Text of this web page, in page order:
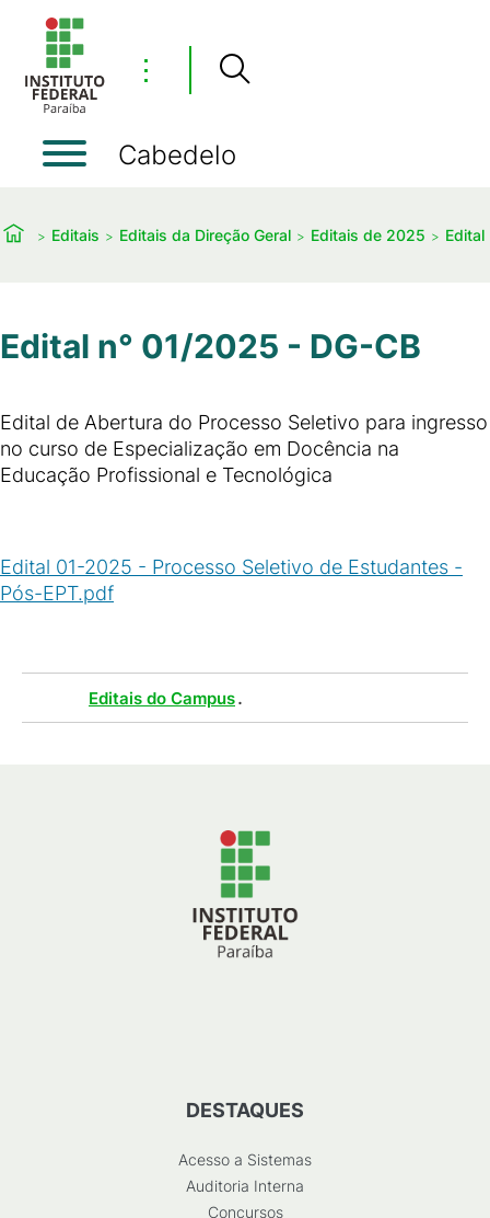
⋮
Cabedelo
Editais Editais da Direção Geral Editais de 2025 Edital
Edital n° 01/2025 - DG-CB
Edital de Abertura do Processo Seletivo para ingresso
no curso de Especialização em Docência na
Educação Profissional e Tecnológica
Edital 01-2025 - Processo Seletivo de Estudantes -
Pós-EPT.pdf
Editais do Campus.
DESTAQUES
Acesso a Sistemas
Auditoria Interna
Concursos